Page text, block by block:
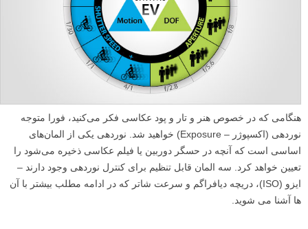
هنگامی که در خصوص هنر و تار و پود عکاسی فکر می‌کنید، فورا متوجه
نوردهی (اکسپوژر – Exposure) خواهید شد. نوردهی یکی از المان‌های
اساسی است که آنچه در حسگر دوربین یا فیلم عکاسی ذخیره می‌شود را
تعیین خواهد کرد. سه المان قابل تنظیم برای کنترل نوردهی وجود دارند –
ایزو (ISO)، دریچه دیافراگم و سرعت شاتر که در ادامه مطلب بیشتر با آن
ها آشنا می شوید.